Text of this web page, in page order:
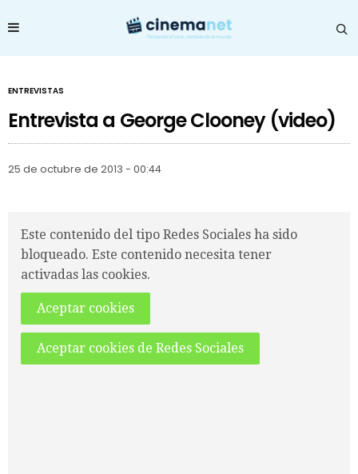
ENTREVISTAS
Entrevista a George Clooney (video)
25 de octubre de 2013 - 00:44
Este contenido del tipo Redes Sociales ha sido
bloqueado. Este contenido necesita tener
activadas las cookies.
Aceptar cookies
Aceptar cookies de Redes Sociales